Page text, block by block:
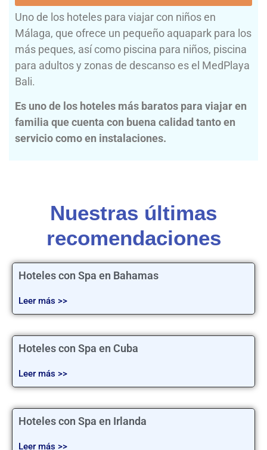
Uno de los hoteles para viajar con niños en
Málaga, que ofrece un pequeño aquapark para los
más peques, así como piscina para niños, piscina
para adultos y zonas de descanso es el MedPlaya
Bali.
Es uno de los hoteles más baratos para viajar en
familia que cuenta con buena calidad tanto en
servicio como en instalaciones.
Nuestras últimas
recomendaciones
Hoteles con Spa en Bahamas
Leer más >>
Hoteles con Spa en Cuba
Leer más >>
Hoteles con Spa en Irlanda
Leer más >>